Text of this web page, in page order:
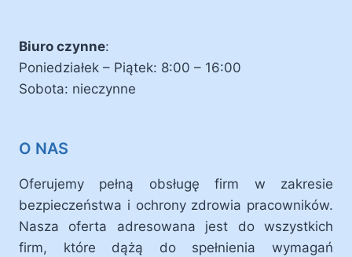
Biuro czynne:
Poniedziałek – Piątek: 8:00 – 16:00
Sobota: nieczynne
O NAS
Oferujemy pełną obsługę firm w zakresie
bezpieczeństwa i ochrony zdrowia pracowników.
Nasza oferta adresowana jest do wszystkich
firm, które dążą do spełnienia wymagań